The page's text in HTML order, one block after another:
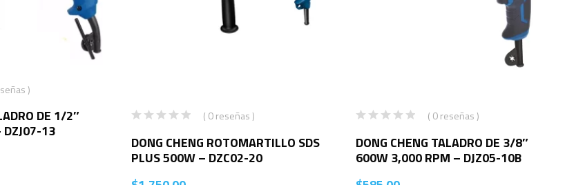
)
DE 1/2″
13
( 0 reseñas )
DONG CHENG ROTOMARTILLO SDS
PLUS 500W – DZC02-20
( 0 reseñas )
DONG CHENG TALADRO DE 3/8″
600W 3,000 RPM – DJZ05-10B